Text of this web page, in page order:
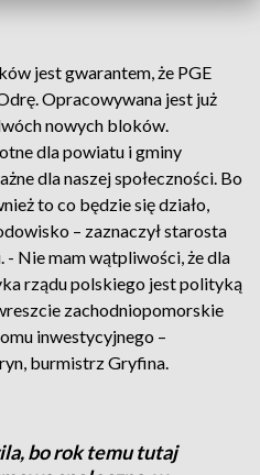
jest gwarantem, że PGE
Opracowywana jest już
nowych bloków.
dla powiatu i gminy
dla naszej społeczności. Bo
to co będzie się działo,
– zaznaczył starosta
Nie mam wątpliwości, że dla
rządu polskiego jest polityką
zachodniopomorskie
inwestycyjnego –
burmistrz Gryfina.
bo rok temu tutaj